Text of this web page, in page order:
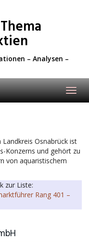
– Analysen –
Osnabrück ist
Konzerns und gehört zu
von aquaristischem
zur Liste:
Rang 401 –